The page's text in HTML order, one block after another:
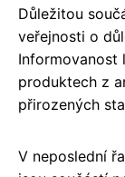
Důležitou
veřejnosti o
Informovanost
produktech z
přirozených
V neposlední